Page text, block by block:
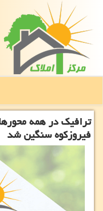
ترافیک در همه
فیروزکوه سنگین شد